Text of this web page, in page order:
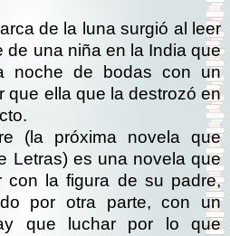
de la luna surgió al leer
de una niña en la India que
noche de bodas con un
que ella que la destrozó en
(la próxima novela que
Letras) es una novela que
con la figura de su padre,
por otra parte, con un
que luchar por lo que